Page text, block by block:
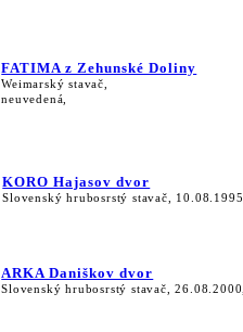
FATIMA z Zehunské Doliny
Weimarský stavač,
neuvedená,
KORO Hajasov dvor
Slovenský hrubosrstý stavač, 10.08.1995,
ARKA Daniškov dvor
Slovenský hrubosrstý stavač, 26.08.2000,